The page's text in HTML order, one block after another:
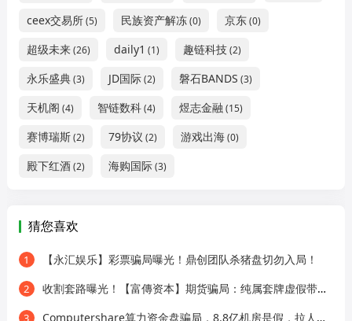
ceex交易所(5) 民族资产解冻(0) 京东(0)
超级未来(26) daily1 (1) 趣链科技(2)
永乐盛典(3) JD国际(2) 磐石BANDS (3)
天机阁 (4) 智链数科(4) 煜志金融 (15)
赛博瑞斯(2) 79协议 (2) 游戏出海(0)
殿下红酒(2) 海购国际(3)
猜您喜欢
1 【永汇娱乐】彩票骗局曝光！鼎创团队杀猪盘切勿入局！
2 收割套路曝光！【富傳资本】期货骗局：纯属套牌虚假带单资金盘！
3 Computershare算力资金盘骗局，8.8亿机房是假，拉人头圈钱是真！